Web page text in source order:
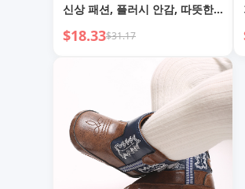
신상 패션, 플러시 안감, 따뜻한
숏 부츠, 여아 리본, 부드러운 밑
창, 유아 신발, 면 신발
$18.33$31.17